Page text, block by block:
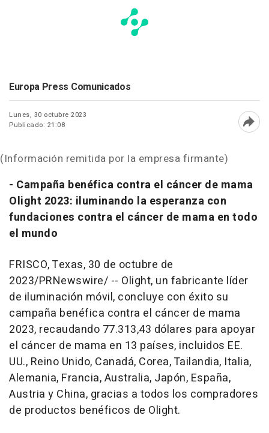
Europa Press Comunicados
Lunes, 30 octubre 2023
Publicado: 21:08
(Información remitida por la empresa firmante)
- Campaña benéfica contra el cáncer de mama
Olight 2023: iluminando la esperanza con
fundaciones contra el cáncer de mama en todo
el mundo
FRISCO, Texas, 30 de octubre de
2023/PRNewswire/ -- Olight, un fabricante líder
de iluminación móvil, concluye con éxito su
campaña benéfica contra el cáncer de mama
2023, recaudando 77.313,43 dólares para apoyar
el cáncer de mama en 13 países, incluidos EE.
UU., Reino Unido, Canadá, Corea, Tailandia, Italia,
Alemania, Francia,Australia, Japón, España,
Austria y China, gracias a todos los compradores
de productos benéficos de Olight.